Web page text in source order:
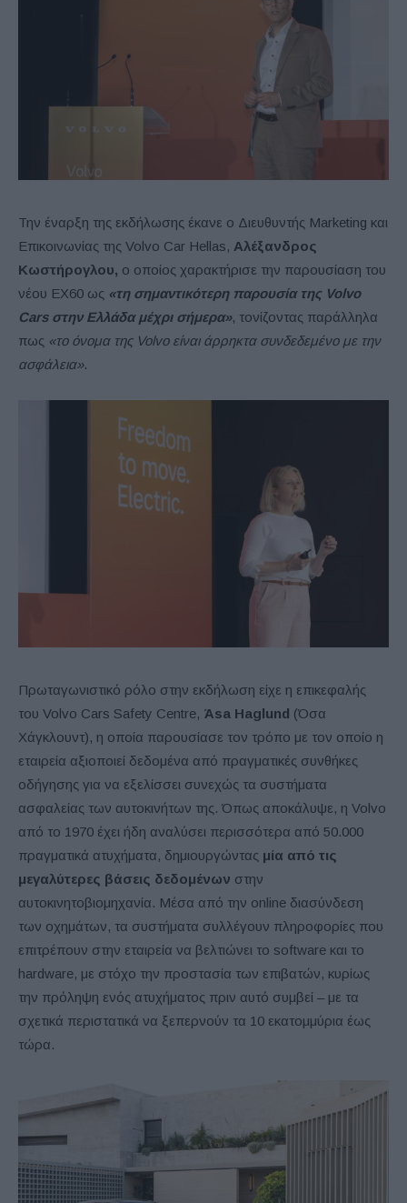
Την έναρξη της εκδήλωσης έκανε ο Διευθυντής Marketing και
Επικοινωνίας της Volvo Car Hellas, Αλέξανδρος
Κωστήρογλου, ο οποίος χαρακτήρισε την παρουσίαση του
νέου EX60 ως «τη σημαντικότερη παρουσία της Volvo
Cars στην Ελλάδα μέχρι σήμερα», τονίζοντας παράλληλα
πως «το όνομα της Volvo είναι άρρηκτα συνδεδεμένο με την
ασφάλεια».
Πρωταγωνιστικό ρόλο στην εκδήλωση είχε η επικεφαλής
του Volvo Cars Safety Centre, Άsa Haglund (Όσα
Χάγκλουντ), η οποία παρουσίασε τον τρόπο με τον οποίο η
εταιρεία αξιοποιεί δεδομένα από πραγματικές συνθήκες
οδήγησης για να εξελίσσει συνεχώς τα συστήματα
ασφαλείας των αυτοκινήτων της. Όπως αποκάλυψε, η Volvo
από το 1970 έχει ήδη αναλύσει περισσότερα από 50.000
πραγματικά ατυχήματα, δημιουργώντας μία από τις
μεγαλύτερες βάσεις δεδομένων στην
αυτοκινητοβιομηχανία. Μέσα από την online διασύνδεση
των οχημάτων, τα συστήματα συλλέγουν πληροφορίες που
επιτρέπουν στην εταιρεία να βελτιώνει το software και το
hardware, με στόχο την προστασία των επιβατών, κυρίως
την πρόληψη ενός ατυχήματος πριν αυτό συμβεί – με τα
σχετικά περιστατικά να ξεπερνούν τα 10 εκατομμύρια έως
τώρα.